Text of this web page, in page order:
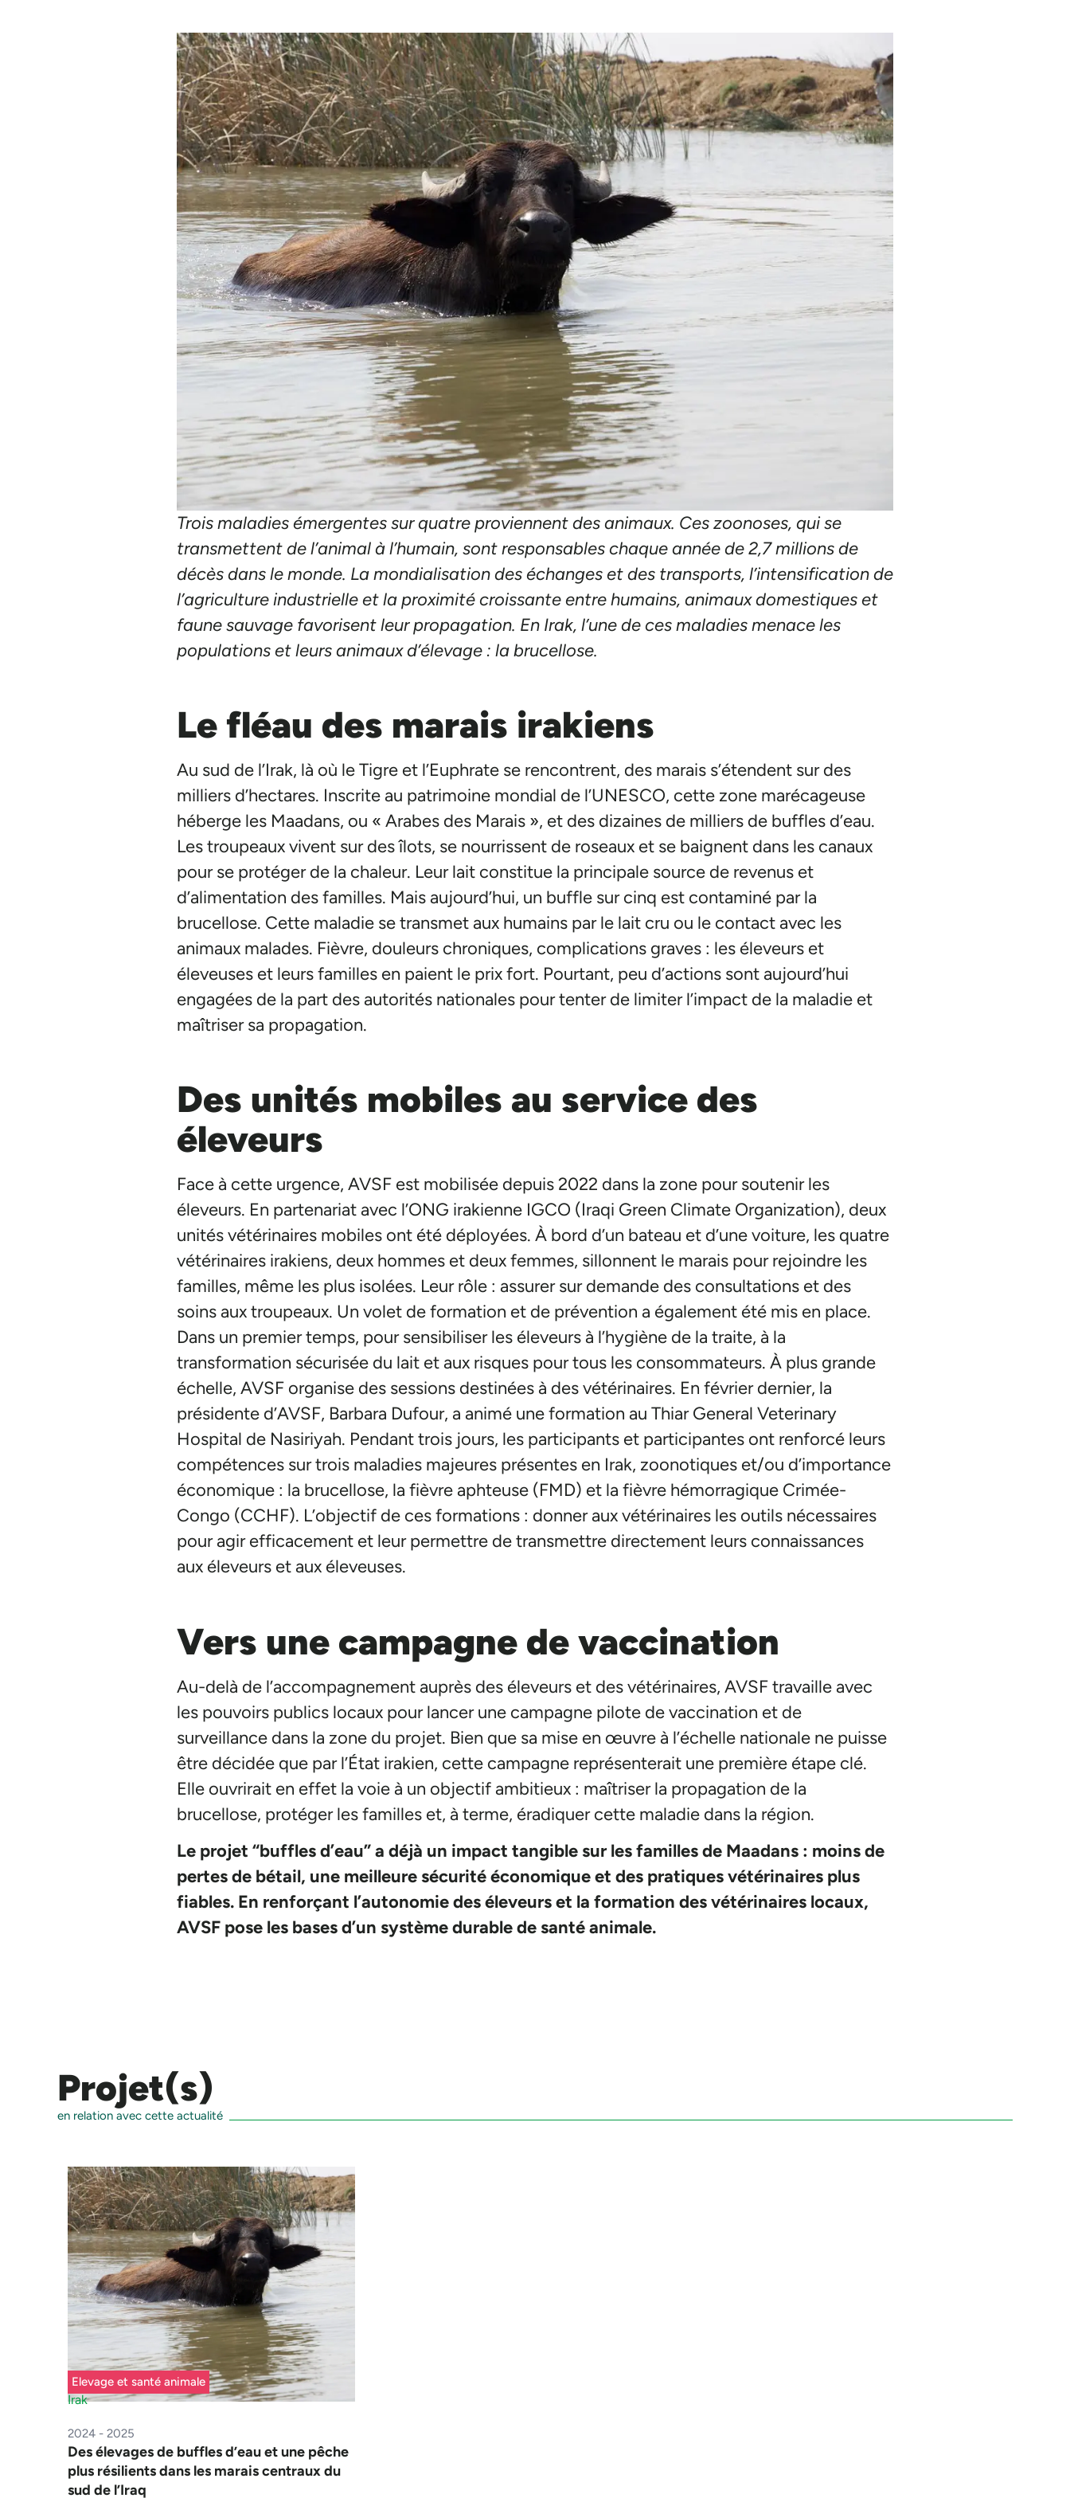
Trois maladies émergentes sur quatre proviennent des animaux. Ces zoonoses, qui se
transmettent de l’animal à l’humain, sont responsables chaque année de 2,7 millions de
décès dans le monde. La mondialisation des échanges et des transports, l’intensification de
l’agriculture industrielle et la proximité croissante entre humains, animaux domestiques et
faune sauvage favorisent leur propagation. En Irak, l’une de ces maladies menace les
populations et leurs animaux d’élevage : la brucellose.
Le fléau des marais irakiens
Au sud de l’Irak, là où le Tigre et l’Euphrate se rencontrent, des marais s’étendent sur des
milliers d’hectares. Inscrite au patrimoine mondial de l’UNESCO, cette zone marécageuse
héberge les Maadans, ou « Arabes des Marais », et des dizaines de milliers de buffles d’eau.
Les troupeaux vivent sur des îlots, se nourrissent de roseaux et se baignent dans les canaux
pour se protéger de la chaleur. Leur lait constitue la principale source de revenus et
d’alimentation des familles. Mais aujourd’hui, un buffle sur cinq est contaminé par la
brucellose. Cette maladie se transmet aux humains par le lait cru ou le contact avec les
animaux malades. Fièvre, douleurs chroniques, complications graves : les éleveurs et
éleveuses et leurs familles en paient le prix fort. Pourtant, peu d’actions sont aujourd’hui
engagées de la part des autorités nationales pour tenter de limiter l’impact de la maladie et
maîtriser sa propagation.
Des unités mobiles au service des
éleveurs
Face à cette urgence, AVSF est mobilisée depuis 2022 dans la zone pour soutenir les
éleveurs. En partenariat avec l’ONG irakienne IGCO (Iraqi Green Climate Organization), deux
unités vétérinaires mobiles ont été déployées. À bord d’un bateau et d’une voiture, les quatre
vétérinaires irakiens, deux hommes et deux femmes, sillonnent le marais pour rejoindre les
familles, même les plus isolées. Leur rôle : assurer sur demande des consultations et des
soins aux troupeaux. Un volet de formation et de prévention a également été mis en place.
Dans un premier temps, pour sensibiliser les éleveurs à l’hygiène de la traite, à la
transformation sécurisée du lait et aux risques pour tous les consommateurs. À plus grande
échelle, AVSF organise des sessions destinées à des vétérinaires. En février dernier, la
présidente d’AVSF, Barbara Dufour, a animé une formation au Thiar General Veterinary
Hospital de Nasiriyah. Pendant trois jours, les participants et participantes ont renforcé leurs
compétences sur trois maladies majeures présentes en Irak, zoonotiques et/ou d’importance
économique : la brucellose, la fièvre aphteuse (FMD) et la fièvre hémorragique Crimée-
Congo (CCHF). L’objectif de ces formations : donner aux vétérinaires les outils nécessaires
pour agir efficacement et leur permettre de transmettre directement leurs connaissances
aux éleveurs et aux éleveuses.
Vers une campagne de vaccination
Au-delà de l’accompagnement auprès des éleveurs et des vétérinaires, AVSF travaille avec
les pouvoirs publics locaux pour lancer une campagne pilote de vaccination et de
surveillance dans la zone du projet. Bien que sa mise en œuvre à l’échelle nationale ne puisse
être décidée que par l’État irakien, cette campagne représenterait une première étape clé.
Elle ouvrirait en effet la voie à un objectif ambitieux : maîtriser la propagation de la
brucellose, protéger les familles et, à terme, éradiquer cette maladie dans la région.
Le projet “buffles d’eau” a déjà un impact tangible sur les familles de Maadans : moins de
pertes de bétail, une meilleure sécurité économique et des pratiques vétérinaires plus
fiables. En renforçant l’autonomie des éleveurs et la formation des vétérinaires locaux,
AVSF pose les bases d’un système durable de santé animale.
Projet(s)
en relation avec cette actualité
Elevage et santé animale
Irak
2024 - 2025
Des élevages de buffles d’eau et une pêche
plus résilients dans les marais centraux du
sud de l’Iraq